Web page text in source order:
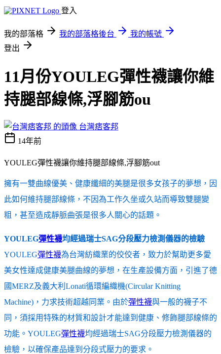
登入
我的部落格 我的部落格後台
我的帳號
登出
11月份YOULEG彈性襪讓你維
持腿部線條,浮腳筋ou
台灣痞客邦
14年前
YOULEG彈性襪讓你維持腿部線條,浮腳筋out
擁有一雙曲線優美、健康纖細的美腿是很多女孩子的夢想，因
此如何維持腿部線條，不因為工作久坐或久站而導致雙腿變
粗，甚至造成靜脈曲張是很多人關心的話題。
YOULEG彈性襪均經過瑞士SAG分段壓力檢測儀器的檢驗
YOULEG彈性襪為台灣紡織業的佼佼者，致力於幫助更多愛
美女性達成健康美腿曲線的夢想，在生產設備方面，引進了德
國MERZ及義大利Lonati循環編織機(Circular Knitting
Machine)，力求技術超越同業。由於彈性襪與一般的襪子不
同，須採用特殊的材質和設計才能達到健康、修飾腿部線條的
功能。YOULEG彈性襪均經過瑞士SAG分段壓力檢測儀器的
檢驗，以確保產品達到分段式壓力的要求。